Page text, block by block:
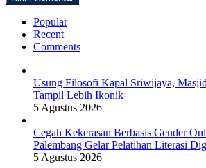
Popular
Recent
Comments
Usung Filosofi Kapal Sriwijaya,
Tampil Lebih Ikonik
5 Agustus 2026
Cegah Kekerasan Berbasis Gender
Palembang Gelar Pelatihan Literasi
5 Agustus 2026